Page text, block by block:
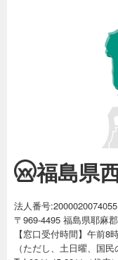
福島県
法人番号:2000020074055
〒969-4495 福島県耶麻
【窓口受付時間】午前8
（ただし、土日曜、国